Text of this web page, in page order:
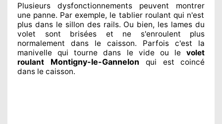
Plusieurs dysfonctionnements peuvent montrer
une panne. Par exemple, le tablier roulant qui n'est
plus dans le sillon des rails. Ou bien, les lames du
volet sont brisées et ne s'enroulent plus
normalement dans le caisson. Parfois c'est la
manivelle qui tourne dans le vide ou le volet
roulant Montigny-le-Gannelon
qui est coincé
dans le caisson.